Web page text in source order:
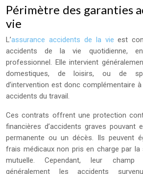
Périmètre des garanties
vie
L’assurance accidents de la vieest
accidents de la vie quotidienne,
professionnel. Elle intervient
domestiques, de loisirs, ou de
d’intervention est donc complémentaire
accidents du travail.
Ces contrats offrent une protection
financières d’accidents graves pouvant
permanente ou un décès. Ils peuvent
frais médicaux non pris en charge par
mutuelle. Cependant, leur champ
généralement les accidents